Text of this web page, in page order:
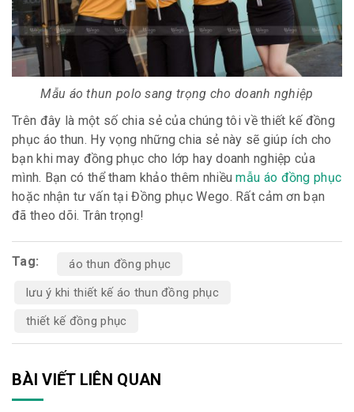
Mẫu áo thun polo sang trọng cho doanh nghiệp
Trên đây là một số chia sẻ của chúng tôi về thiết kế đồng
phục áo thun. Hy vọng những chia sẻ này sẽ giúp ích cho
bạn khi may đồng phục cho lớp hay doanh nghiệp của
mình. Bạn có thể tham khảo thêm nhiềumẫu áo đồng phục
hoặc nhận tư vấn tại Đồng phục Wego. Rất cảm ơn bạn
đã theo dõi. Trân trọng!
Tag:
áo thun đồng phục
lưu ý khi thiết kế áo thun đồng phục
thiết kế đồng phục
BÀI VIẾT LIÊN QUAN